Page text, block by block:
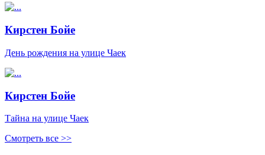
Кирстен Бойе
День рождения на улице Чаек
Кирстен Бойе
Тайна на улице Чаек
Смотреть все >>